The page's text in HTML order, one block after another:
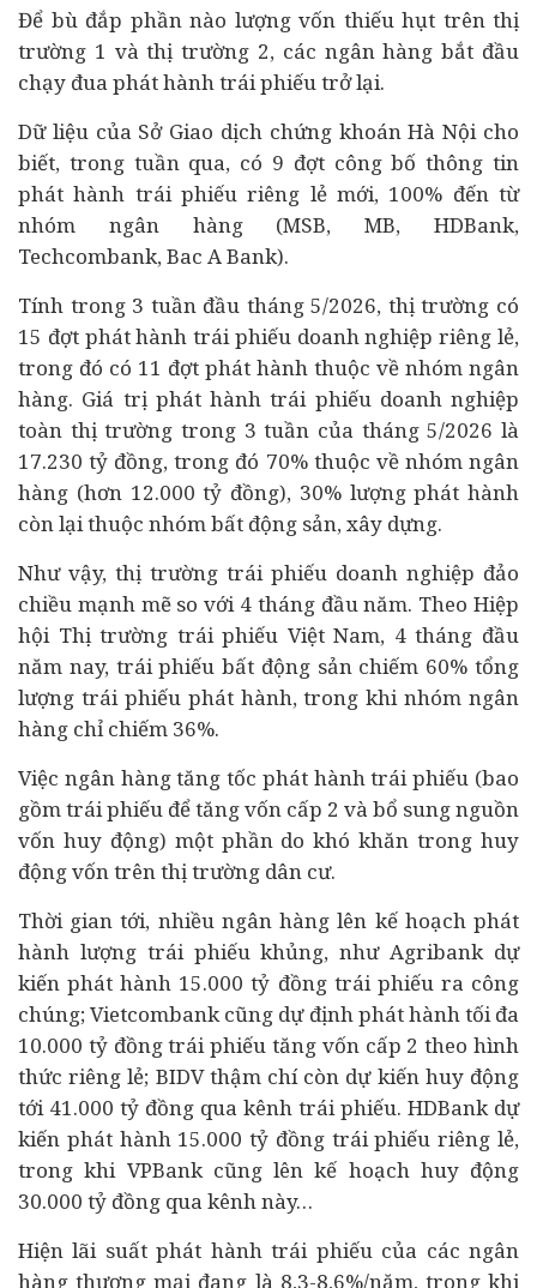
Để bù đắp phần nào lượng vốn thiếu hụt trên thị
trường 1 và thị trường 2, các ngân hàng bắt đầu
chạy đua phát hành trái phiếu trở lại.
Dữ liệu của Sở Giao dịch chứng khoán Hà Nội cho
biết, trong tuần qua, có 9 đợt công bố thông tin
phát hành trái phiếu riêng lẻ mới, 100% đến từ
nhóm ngân hàng (MSB, MB, HDBank,
Techcombank, Bac A Bank).
Tính trong 3 tuần đầu tháng 5/2026, thị trường có
15 đợt phát hành trái phiếu doanh nghiệp riêng lẻ,
trong đó có 11 đợt phát hành thuộc về nhóm ngân
hàng. Giá trị phát hành trái phiếu doanh nghiệp
toàn thị trường trong 3 tuần của tháng 5/2026 là
17.230 tỷ đồng, trong đó 70% thuộc về nhóm ngân
hàng (hơn 12.000 tỷ đồng), 30% lượng phát hành
còn lại thuộc nhómbất động sản, xây dựng.
Như vậy, thị trường trái phiếu doanh nghiệp đảo
chiều mạnh mẽ so với 4 tháng đầu năm. Theo Hiệp
hội Thị trường trái phiếu Việt Nam, 4 tháng đầu
năm nay, trái phiếu bất động sản chiếm 60% tổng
lượng trái phiếu phát hành, trong khi nhóm ngân
hàng chỉ chiếm 36%.
Việc ngân hàng tăng tốc phát hành trái phiếu (bao
gồm trái phiếu để tăng vốn cấp 2 và bổ sung nguồn
vốn huy động) một phần do khó khăn trong huy
động vốn trên thị trường dân cư.
Thời gian tới, nhiều ngân hàng lên kế hoạch phát
hành lượng trái phiếu khủng, như Agribank dự
kiến phát hành 15.000 tỷ đồng trái phiếu ra công
chúng; Vietcombank cũng dự định phát hành tối đa
10.000 tỷ đồng trái phiếu tăng vốn cấp 2 theo hình
thức riêng lẻ; BIDV thậm chí còn dự kiến huy động
tới 41.000 tỷ đồng qua kênh trái phiếu. HDBank dự
kiến phát hành 15.000 tỷ đồng trái phiếu riêng lẻ,
trong khi VPBank cũng lên kế hoạch huy động
30.000 tỷ đồng qua kênh này…
Hiện lãi suất phát hành trái phiếu của các ngân
hàng thương mại đang là 8,3-8,6%/năm, trong khi